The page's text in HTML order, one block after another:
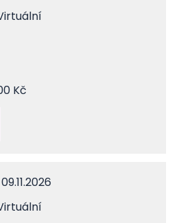
Kč
09.11.2026